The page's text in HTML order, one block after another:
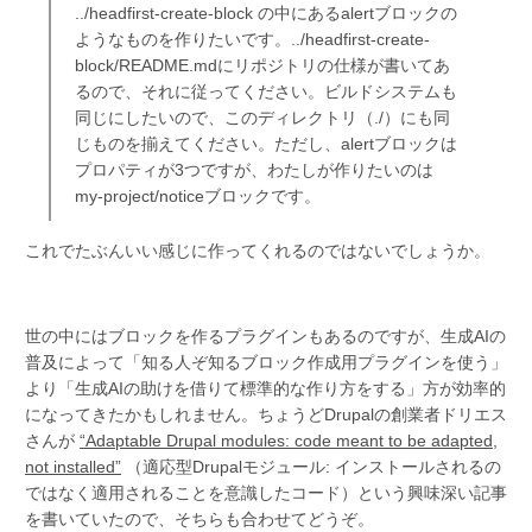
../headfirst-create-block の中にあるalertブロックの
ようなものを作りたいです。../headfirst-create-
block/README.mdにリポジトリの仕様が書いてあ
るので、それに従ってください。ビルドシステムも
同じにしたいので、このディレクトリ（./）にも同
じものを揃えてください。ただし、alertブロックは
プロパティが3つですが、わたしが作りたいのは
my-project/noticeブロックです。
これでたぶんいい感じに作ってくれるのではないでしょうか。
世の中にはブロックを作るプラグインもあるのですが、生成AIの
普及によって「知る人ぞ知るブロック作成用プラグインを使う」
より「生成AIの助けを借りて標準的な作り方をする」方が効率的
になってきたかもしれません。ちょうどDrupalの創業者ドリエス
さんが “Adaptable Drupal modules: code meant to be adapted,
not installed” （適応型Drupalモジュール: インストールされるの
ではなく適用されることを意識したコード）という興味深い記事
を書いていたので、そちらも合わせてどうぞ。